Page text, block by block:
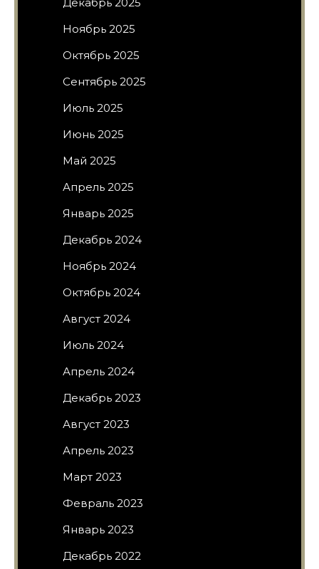
Ноябрь 2025
Октябрь 2025
Сентябрь 2025
Июль 2025
Июнь 2025
Май 2025
Апрель 2025
Январь 2025
Декабрь 2024
Ноябрь 2024
Октябрь 2024
Август 2024
Июль 2024
Апрель 2024
Декабрь 2023
Август 2023
Апрель 2023
Март 2023
Февраль 2023
Январь 2023
Декабрь 2022